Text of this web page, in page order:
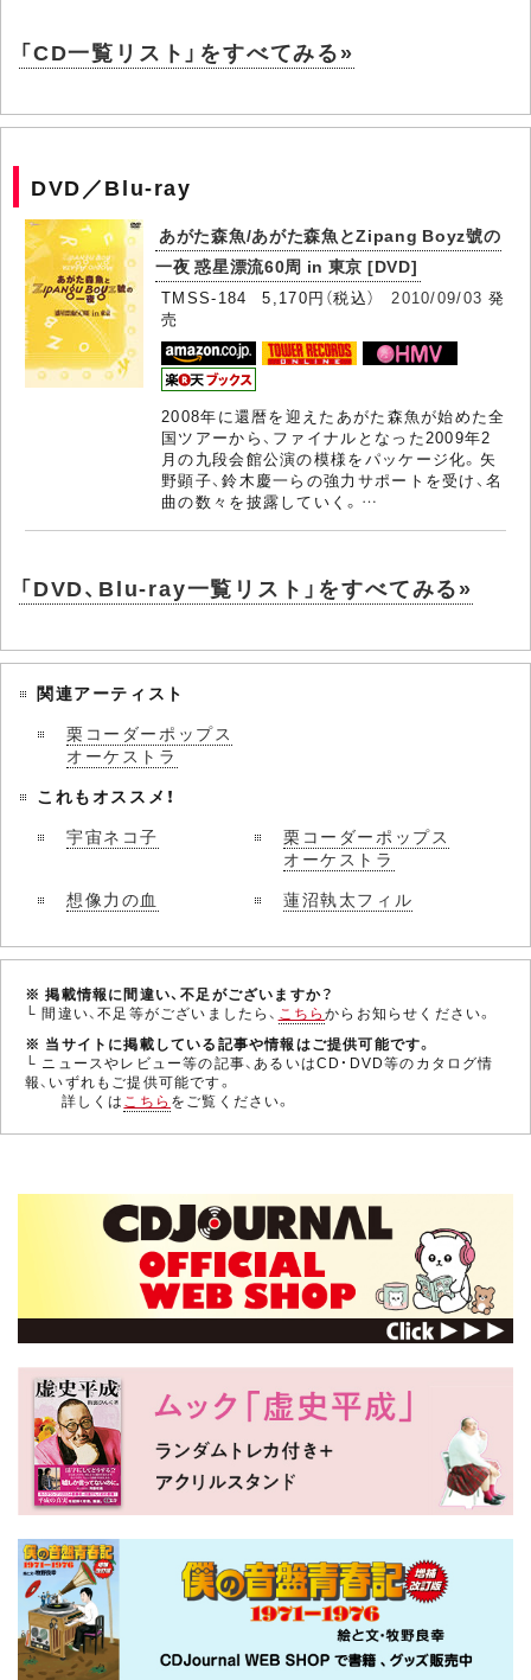
「CD一覧リスト」をすべてみる»
DVD／Blu-ray
あがた森魚/あがた森魚とZipang Boyz號の
一夜 惑星漂流60周 in 東京 [DVD]
TMSS-184 5,170円（税込）2010/09/03 発
売
2008年に還暦を迎えたあがた森魚が始めた全
国ツアーから、ファイナルとなった2009年2
月の九段会館公演の模様をパッケージ化。矢
野顕子、鈴木慶一らの強力サポートを受け、名
曲の数々を披露していく。…
「DVD、Blu-ray一覧リスト」をすべてみる»
関連アーティスト
栗コーダーポップス
オーケストラ
これもオススメ！
宇宙ネコ子
栗コーダーポップス
オーケストラ
想像力の血
蓮沼執太フィル
※ 掲載情報に間違い、不足がございますか？
└ 間違い、不足等がございましたら、 こちらからお知らせください。
※ 当サイトに掲載している記事や情報はご提供可能です。
└ ニュースやレビュー等の記事、あるいはCD・DVD等のカタログ情
報、いずれもご提供可能です。
詳しくはこちら をご覧ください。